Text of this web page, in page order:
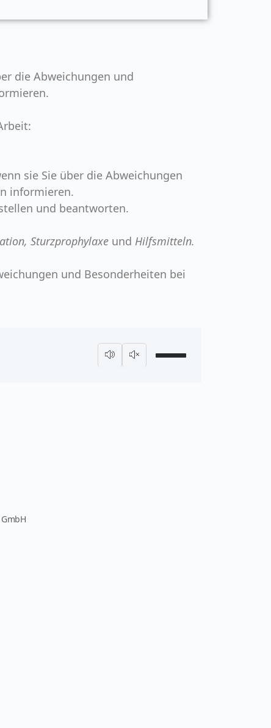
die Abweichungen und
sie Sie über die Abweichungen
informieren.
und beantworten.
Sturzprophylaxe und Hilfsmitteln.
und Besonderheiten bei